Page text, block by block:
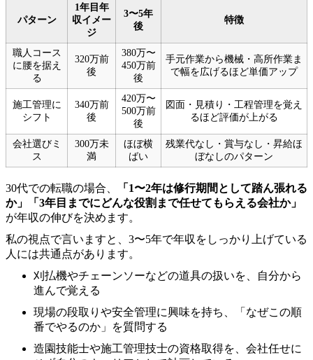
パターン
1年目年
収イメー
ジ
3〜5年
後
特徴
職人コース
に腰を据え
る
320万前
後
380万〜
450万前
後
手元作業から機械・高所作業ま
で幅を広げるほど単価アップ
施工管理に
シフト
340万前
後
420万〜
500万前
後
図面・見積り・工程管理を覚え
るほど評価が上がる
会社選びミ
ス
300万未
満
ほぼ横
ばい
残業代なし・賞与なし・昇給ほ
ぼなしのパターン
30代での転職の場合、
「1〜2年は修行期間として踏ん張れる
か」「3年目までにどんな役割まで任せてもらえる会社か」
が年収の伸びを決めます。
私の視点で言いますと、3〜5年で年収をしっかり上げている
人には共通点があります。
刈払機やチェーンソーなどの道具の扱いを、自分から
進んで覚える
現場の段取りや安全管理に興味を持ち、「なぜこの順
番でやるのか」を質問する
造園技能士や施工管理技士の資格取得を、会社任せに